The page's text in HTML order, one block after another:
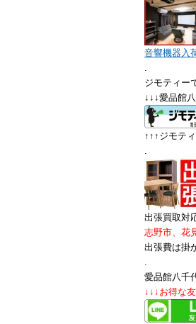
音響機器入
.
ジモティー
↓↓↓愛品館
↑↑↑ジモテ
.
出張買取対
志野市、花
出張費は掛
.
愛品館八千
↓↓↓お得な